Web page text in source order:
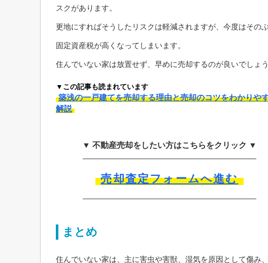
スクがあります。
更地にすればそうしたリスクは軽減されますが、今度はその
固定資産税が高くなってしまいます。
住んでいない家は放置せず、早めに売却するのが良いでしょう
▼この記事も読まれています
築浅の一戸建てを売却する理由と売却のコツをわかりや
解説
▼ 不動産売却をしたい方はこちらをクリック ▼
売却査定フォームへ進む
まとめ
住んでいない家は、主に害虫や害獣、湿気を原因として傷み